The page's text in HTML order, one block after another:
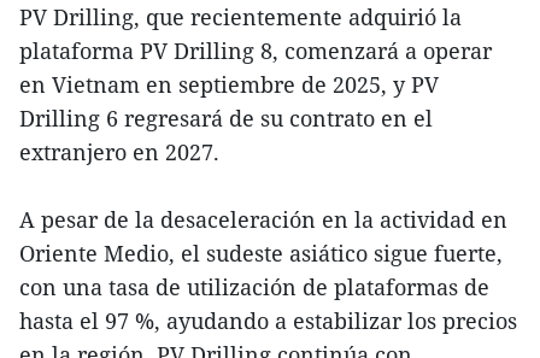
PV Drilling, que recientemente adquirió la
plataforma PV Drilling 8, comenzará a operar
en Vietnam en septiembre de 2025, y PV
Drilling 6 regresará de su contrato en el
extranjero en 2027.
A pesar de la desaceleración en la actividad en
Oriente Medio, el sudeste asiático sigue fuerte,
con una tasa de utilización de plataformas de
hasta el 97 %, ayudando a estabilizar los precios